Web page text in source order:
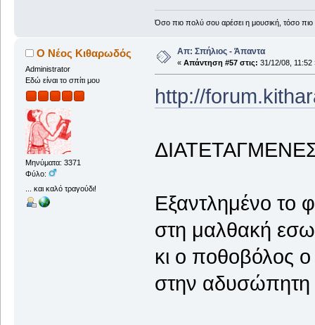
Όσο πιο πολύ σου αρέσει η μουσική, τόσο
Ο Νέος Κιθαρωδός
Administrator
Εδώ είναι το σπίτι μου
Μηνύματα: 3371
Φύλο:
... και καλό τραγούδι!
Απ: Σπήλιος - Άπαντα
« Απάντηση #57 στις: 31/12/08, 11:52
http://
Εξαντλημένο το
στη μαλθακή
κι ο ποθοβόλος
στην αδυσώπητη